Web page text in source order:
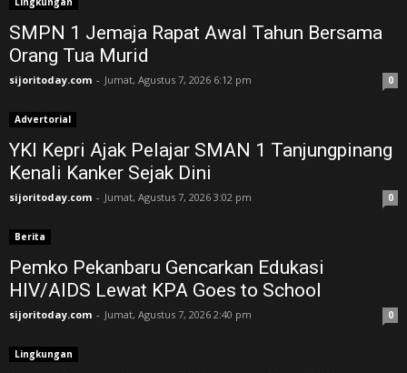
SMPN 1 Jemaja Rapat Awal Tahun Bersama
Orang Tua Murid ‎
sijoritoday.com - Jumat, Agustus 7, 2026 6:12 pm 0
Advertorial
YKI Kepri Ajak Pelajar SMAN 1 Tanjungpinang
Kenali Kanker Sejak Dini
sijoritoday.com - Jumat, Agustus 7, 2026 3:02 pm 0
Berita
Pemko Pekanbaru Gencarkan Edukasi
HIV/AIDS Lewat KPA Goes to School
sijoritoday.com - Jumat, Agustus 7, 2026 2:40 pm 0
Lingkungan